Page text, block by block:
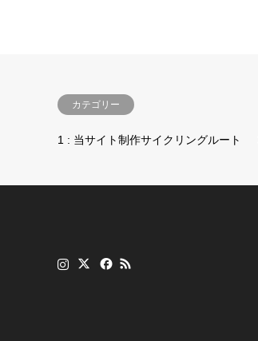
カテゴリー
1 : 当サイト制作サイクリングルート